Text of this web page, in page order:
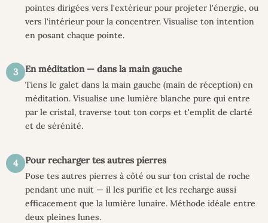
pointes dirigées vers l'extérieur pour projeter l'énergie, ou
vers l'intérieur pour la concentrer. Visualise ton intention
en posant chaque pointe.
3 En méditation — dans la main gauche
Tiens le galet dans la main gauche (main de réception) en
méditation. Visualise une lumière blanche pure qui entre
par le cristal, traverse tout ton corps et t'emplit de clarté
et de sérénité.
4 Pour recharger tes autres pierres
Pose tes autres pierres à côté ou sur ton cristal de roche
pendant une nuit — il les purifie et les recharge aussi
efficacement que la lumière lunaire. Méthode idéale entre
deux pleines lunes.